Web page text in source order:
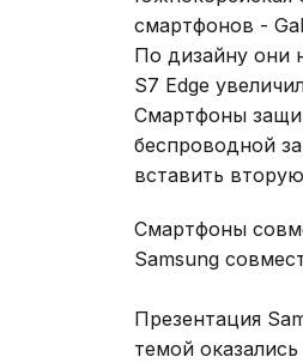
смартфонов -
По дизайну они
S7 Edge
Смартфоны
беспроводной
вставить
Смартфоны
Samsung
Презентация
темой